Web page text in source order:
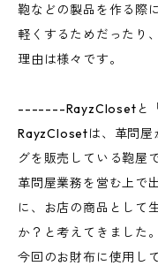
鞄などの製品を作る際
軽くするためだったり
理由は様々です。
-------RayzClosetと「
RayzClosetは、革問屋
グを販売している鞄屋で
革問屋業務を営む上で
に、お店の商品として
か？と考えてきました。
今回のお財布に使用し